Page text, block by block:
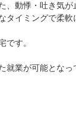
、動悸・吐き気が
タイミングで柔軟
です。
就業が可能となっ